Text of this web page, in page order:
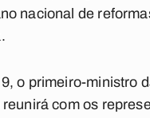
nacional de
o primeiro-ministro
com os